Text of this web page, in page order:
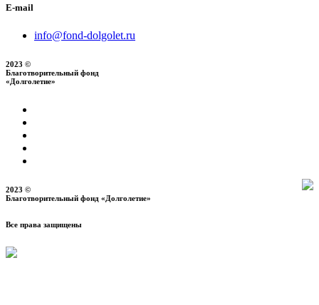
E-mail
info@fond-dolgolet.ru
2023 ©
Благотворительный фонд
«Долголетие»
2023 ©
Благотворительный фонд «Долголетие»
Все права защищены